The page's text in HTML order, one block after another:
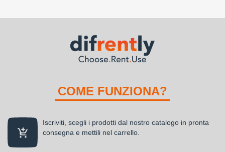
COME FUNZIONA?
Iscriviti, scegli i prodotti dal nostro catalogo in pronta
consegna e mettili nel carrello.